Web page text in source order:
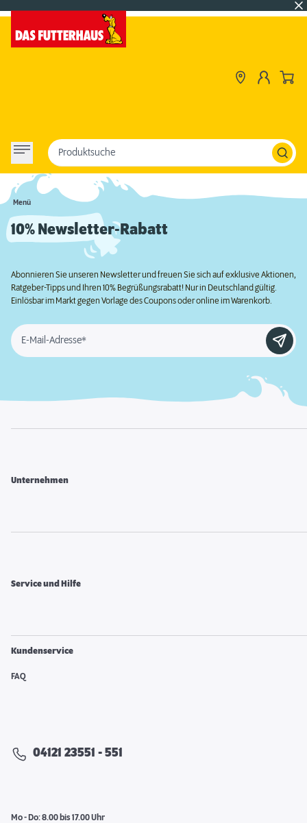
Menü
Produktsuche
10% Newsletter-Rabatt
Abonnieren Sie unseren Newsletter und freuen Sie sich auf exklusive Aktionen,
Ratgeber-Tipps und Ihren 10% Begrüßungsrabatt! Nur in Deutschland gültig.
Einlösbar im Markt gegen Vorlage des Coupons oder online im Warenkorb.
E-Mail-Adresse*
Unternehmen
Service und Hilfe
Kundenservice
FAQ
04121 23551 - 551
Mo - Do: 8.00 bis 17.00 Uhr